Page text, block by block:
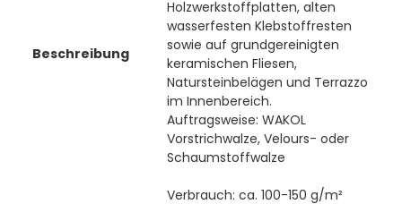
Beschreibung
Holzwerkstoffplatten, alten
wasserfesten Klebstoffresten
sowie auf grundgereinigten
keramischen Fliesen,
Natursteinbelägen und Terrazzo
im Innenbereich.
Auftragsweise: WAKOL
Vorstrichwalze, Velours- oder
Schaumstoffwalze
Verbrauch: ca. 100-150 g/m²